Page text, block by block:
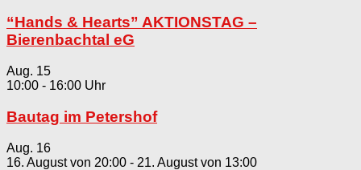
“Hands & Hearts” AKTIONSTAG –
Bierenbachtal eG
Aug. 15
10:00 - 16:00
Bautag im Petershof
Aug. 16
16. August von 20:00 - 21. August von 13:00